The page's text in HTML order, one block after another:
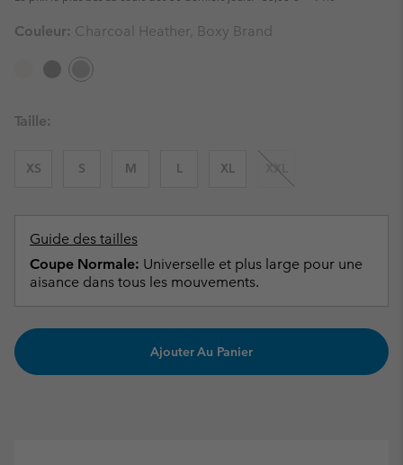
Couleur: Charcoal Heather, Boxy Brand
Taille:
XS S M L XL XXL
Guide des tailles
Coupe Normale: Universelle et plus large pour une
aisance dans tous les mouvements.
Ajouter Au Panier